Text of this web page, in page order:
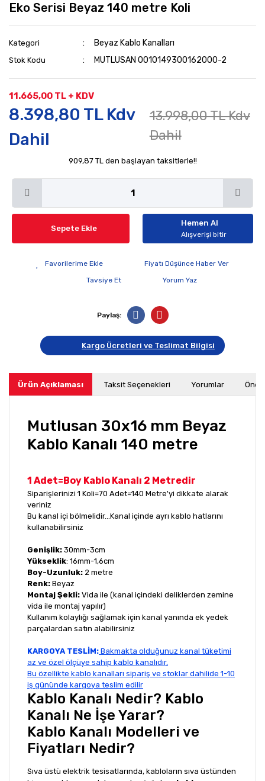
Eko Serisi Beyaz 140 metre Koli
Kategori Beyaz Kablo Kanalları
Stok Kodu MUTLUSAN 0010149300162000-2
11.665,00 TL + KDV
8.398,80 TL Kdv
Dahil
13.998,00 TL Kdv
Dahil
909,87 TL den başlayan taksitlerle!!
Sepete Ekle
Hemen Al
Alışverişi bitir
Fiyatı Düşünce Haber Ver
Tavsiye Et
Yorum Yaz
Paylaş:
Kargo Ücretleri ve Teslimat Bilgisi
Ürün Açıklaması Taksit Seçenekleri Yorumlar
Mutlusan 30x16 mm Beyaz
Kablo Kanalı 140 metre
1 Adet=Boy Kablo Kanalı 2 Metredir
Siparişlerinizi 1 Koli=70 Adet=140 Metre'yi dikkate alarak
veriniz
Bu kanal içi bölmelidir...Kanal içinde ayrı kablo hatlarını
kullanabilirsiniz
Genişlik: 30mm-3cm
Yükseklik: 16mm-1,6cm
Boy-Uzunluk: 2 metre
Renk: Beyaz
Montaj Şekli: Vida ile (kanal içindeki deliklerden zemine
vida ile montaj yapılır)
Kullanım kolaylığı sağlamak için kanal yanında ek yedek
parçalardan satın alabilirsiniz
KARGOYA TESLİM: Bakmakta olduğunuz kanal tüketimi
az ve özel ölçüye sahip kablo kanalıdır,
Bu özellikte kablo kanalları sipariş ve stoklar dahilide 1-10
iş gününde kargoya teslim edilir
Kablo Kanalı Nedir? Kablo
Kanalı Ne İşe Yarar?
Kablo Kanalı Modelleri ve
Fiyatları Nedir?
Sıva üstü elektrik tesisatlarında, kabloların sıva üstünden